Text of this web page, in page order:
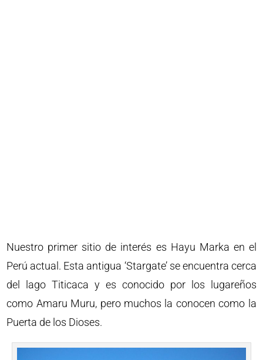
Nuestro primer sitio de interés es Hayu Marka en el
Perú actual. Esta antigua ‘Stargate’ se encuentra cerca
del lago Titicaca y es conocido por los lugareños
como Amaru Muru, pero muchos la conocen como la
Puerta de los Dioses.